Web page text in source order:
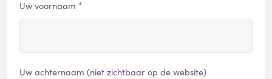
Uw voornaam *
Uw achternaam (niet zichtbaar op de website)